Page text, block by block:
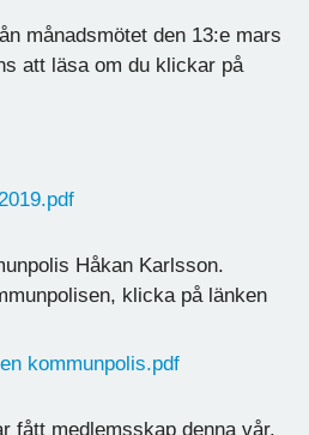
månadsmötet den 13:e mars
att läsa om du klickar på
Håkan Karlsson.
klicka på länken
kommunpolis.pdf
fått medlemsskap denna vår.